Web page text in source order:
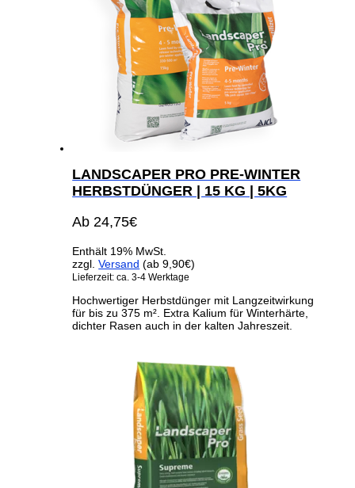
LANDSCAPER PRO PRE-WINTER
HERBSTDÜNGER | 15 KG | 5KG
Ab 24,75€
Enthält 19% MwSt.
zzgl.Versand (ab 9,90€)
Lieferzeit: ca. 3-4 Werktage
Hochwertiger Herbstdünger mit Langzeitwirkung
für bis zu 375 m². Extra Kalium für Winterhärte,
dichter Rasen auch in der kalten Jahreszeit.